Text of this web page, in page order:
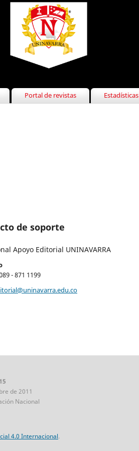
Portal de revistas Estadísticas
de soporte
Apoyo Editorial UNINAVARRA
- 871 1199
de 2011
Nacional
4.0 Internacional.